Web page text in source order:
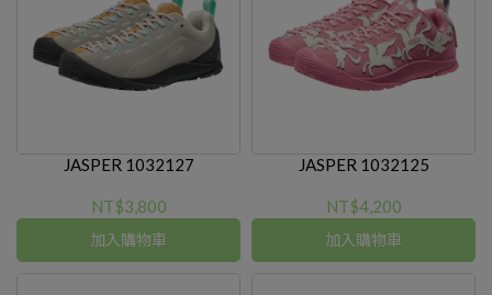
JASPER 1032127
NT$3,800
加入購物車
JASPER 1032125
NT$4,200
加入購物車